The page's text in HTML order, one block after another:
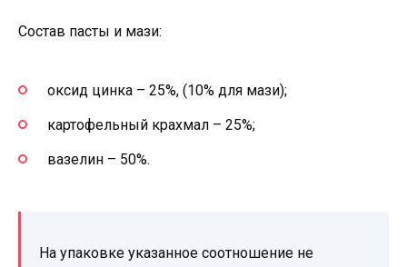
Состав пасты и мази:
оксид цинка – 25%, (10% для мази);
картофельный крахмал – 25%;
вазелин – 50%.
На упаковке указанное соотношение не